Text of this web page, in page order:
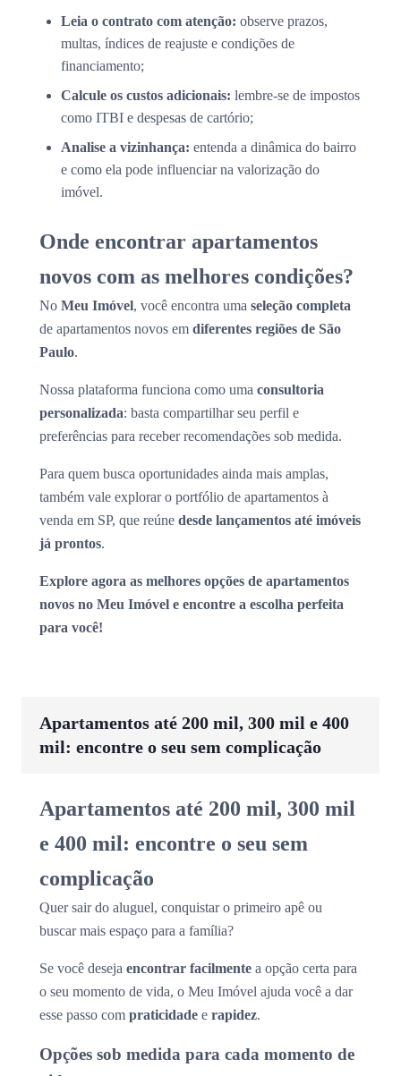
Leia o contrato com atenção: observe prazos,
multas, índices de reajuste e condições de
financiamento;
Calcule os custos adicionais: lembre-se de impostos
como ITBI e despesas de cartório;
Analise a vizinhança: entenda a dinâmica do bairro
e como ela pode influenciar na valorização do
imóvel.
Onde encontrar apartamentos
novos com as melhores condições?
No Meu Imóvel, você encontra uma seleção completa
de apartamentos novos em diferentes regiões de São
Paulo.
Nossa plataforma funciona como uma consultoria
personalizada: basta compartilhar seu perfil e
preferências para receber recomendações sob medida.
Para quem busca oportunidades ainda mais amplas,
também vale explorar o portfólio de apartamentos à
venda em SP, que reúne desde lançamentos até imóveis
já prontos.
Explore agora as melhores opções de apartamentos
novos no Meu Imóvel e encontre a escolha perfeita
para você!
Apartamentos até 200 mil, 300 mil e 400
mil: encontre o seu sem complicação
Apartamentos até 200 mil, 300 mil
e 400 mil: encontre o seu sem
complicação
Quer sair do aluguel, conquistar o primeiro apê ou
buscar mais espaço para a família?
Se você deseja encontrar facilmente a opção certa para
o seu momento de vida, o Meu Imóvel ajuda você a dar
esse passo com praticidade e rapidez.
Opções sob medida para cada momento de